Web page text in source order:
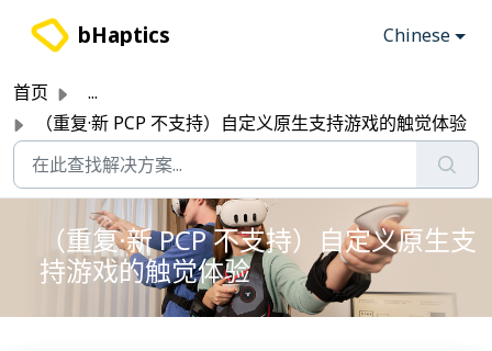
bHaptics Chinese
首页
...
（重复·新 PCP 不支持）自定义原生支持游戏的触觉体验
（重复·新 PCP 不支持）自定义原生支
持游戏的触觉体验